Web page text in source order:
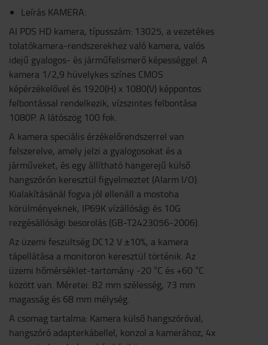
Leírás KAMERA:
AI PDS HD kamera, típusszám: 13025, a vezetékes
tolatókamera-rendszerekhez való kamera, valós
idejű gyalogos- és járműfelismerő képességgel. A
kamera 1/2,9 hüvelykes színes CMOS
képérzékelővel és 1920(H) x 1080(V) képpontos
felbontással rendelkezik, vízszintes felbontása
1080P. A látószög 100 fok.
A kamera speciális érzékelőrendszerrel van
felszerelve, amely jelzi a gyalogosokat és a
járműveket, és egy állítható hangerejű külső
hangszórón keresztül figyelmeztet (Alarm I/O).
Kialakításánál fogva jól ellenáll a mostoha
körülményeknek, IP69K vízállósági és 10G
rezgésállósági besorolás (GB-T2423056-2006).
Az üzemi feszültség DC12 V ±10%, a kamera
tápellátása a monitoron keresztül történik. Az
üzemi hőmérséklet-tartomány -20 °C és +60 °C
között van. Méretei: 82 mm szélesség, 73 mm
magasság és 68 mm mélység.
A csomag tartalma: Kamera külső hangszóróval,
hangszóró adapterkábellel, konzol a kamerához, 4x